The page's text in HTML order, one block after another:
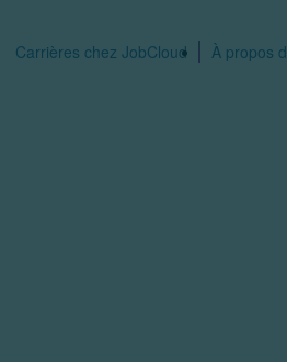
Carrières chez JobCloud​ À propos